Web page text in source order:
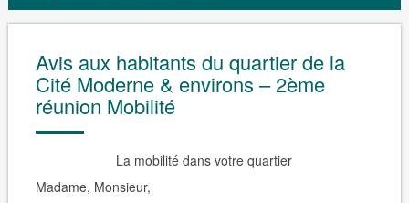
Avis aux habitants du quartier de la
Cité Moderne & environs – 2ème
réunion Mobilité
La mobilité dans votre quartier
Madame, Monsieur,